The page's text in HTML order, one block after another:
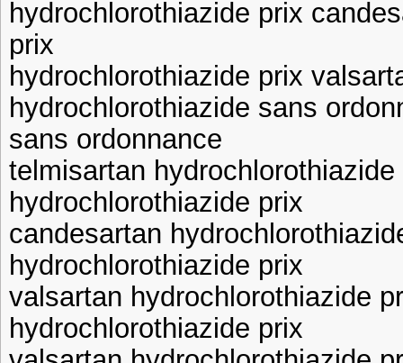
hydrochlorothiazide prix
prix
hydrochlorothiazide prix
hydrochlorothiazide sans
sans ordonnance
telmisartan
hydrochlorothiazide prix
candesartan
hydrochlorothiazide prix
valsartan hydrochlorothiazide
hydrochlorothiazide prix